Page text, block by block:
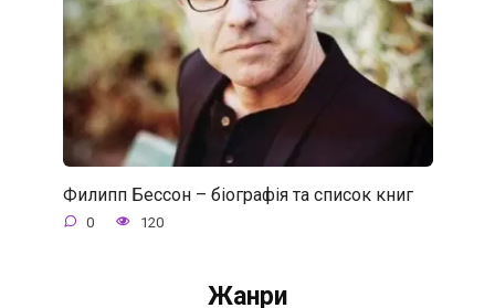
Филипп Бессон – біографія та список книг
0 120
Жанри